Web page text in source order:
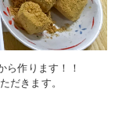
ら作ります！！
だきます。